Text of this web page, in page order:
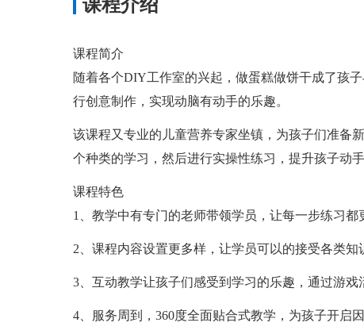
课程介绍
课程简介
随着各个DIY工作室的兴起，做蛋糕做饼干成了孩子
行创意制作，实现动脑有动手的乐趣。
该课程又专业的儿童营养专家坐镇，为孩子们准备
个种类的学习，然后进行实操性练习，提升孩子动
课程特色
1、教学中有专门的老师带领学员，让每一步练习
2、课程内容设置更多样，让学员可以的接受各类知
3、互动教学让孩子们感受到学习的乐趣，通过游戏
4、服务周到，360度全面贴合式教学，为孩子开启